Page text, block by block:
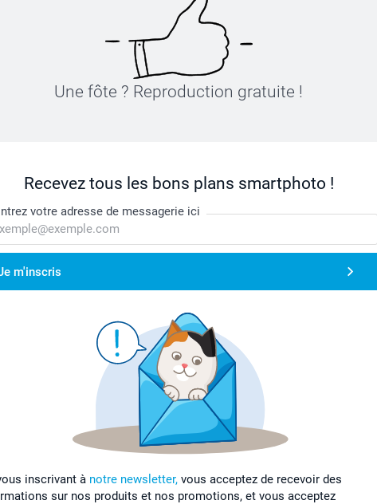
Une fôte ? Reproduction gratuite !
Recevez tous les bons plans smartphoto !
votre adresse de messagerie ici
m'inscris
inscrivant à notre newsletter, vous acceptez de recevoir des
sur nos produits et nos promotions, et vous acceptez